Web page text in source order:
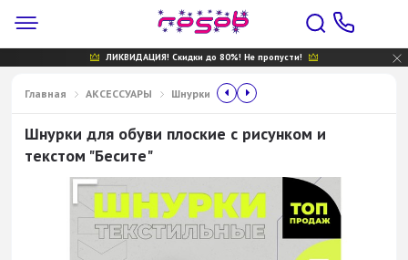
ЛИКВИДАЦИЯ! Скидки до 80%! Не пропусти!
Главная АКСЕССУАРЫ Шнурки
Шнурки для обуви плоские с рисунком и
текстом "Бесите"